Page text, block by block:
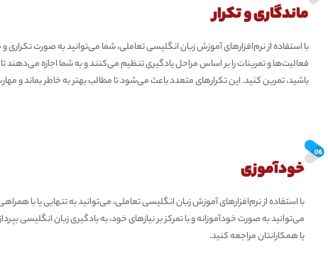
ماندگاری و تکرار
با استفاده از نرم‌افزارهای آموزش زبان انگلیسی تعاملی، شما می‌توانید به صورت تکراری و
فعالیت‌ها و تمرینات را بر اساس مراحل یادگیری تنظیم می‌کنند و به شما اجازه می‌دهند تا
باشید، تمرین کنید. این تکرارهای متعدد باعث می‌شود تا مطالب بهتر به خاطر بماند و
خودآموزی
با استفاده از نرم‌افزارهای آموزش زبان انگلیسی تعاملی، می‌توانید به تنهایی یا با
می‌توانید به صورت خودآموزانه و با تمرکز بر نیازهای خود، به یادگیری زبان انگلیسی
یا همکارانتان مراجعه کنید.